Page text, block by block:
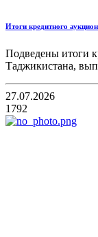
Итоги кредитного
Подведены итоги
Таджикистана,
27.07.2026
1792